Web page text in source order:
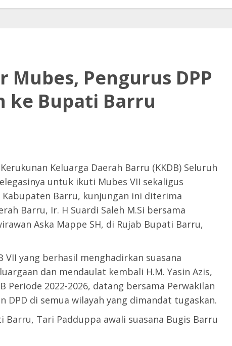
Mubes, Pengurus DPP
ke Bupati Barru
Keluarga Daerah Barru (KKDB) Seluruh
untuk ikuti Mubes VII sekaligus
Barru, kunjungan ini diterima
Barru, Ir. H Suardi Saleh M.Si bersama
Aska Mappe SH, di Rujab Bupati Barru,
VII yang berhasil menghadirkan suasana
dan mendaulat kembali H.M. Yasin Azis,
Periode 2022-2026, datang bersama Perwakilan
DPD di semua wilayah yang dimandat tugaskan.
Barru, Tari Padduppa awali suasana Bugis Barru